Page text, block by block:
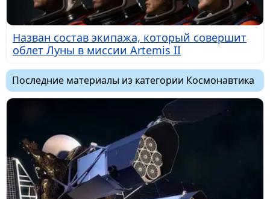
Назван состав экипажа, который совершит
облет Луны в миссии Artemis II
Последние материалы из категории Космонавтика